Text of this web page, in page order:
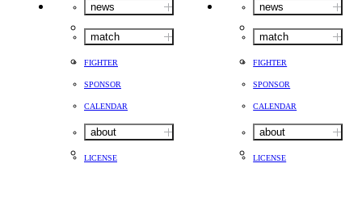
news
match
FIGHTER
SPONSOR
CALENDAR
about
LICENSE
news
match
FIGHTER
SPONSOR
CALENDAR
about
LICENSE